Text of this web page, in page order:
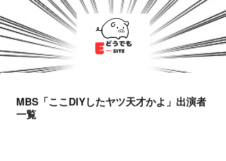
MBS「ここDIYしたヤツ天才かよ」出演者
一覧